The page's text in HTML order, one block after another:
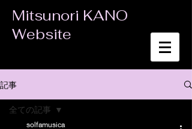
Mitsunori KANO
Website
記事
全ての記事
solfamusica